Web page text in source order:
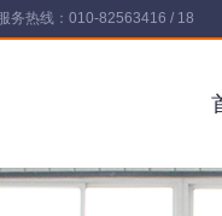
务热线：010-82563416 / 18